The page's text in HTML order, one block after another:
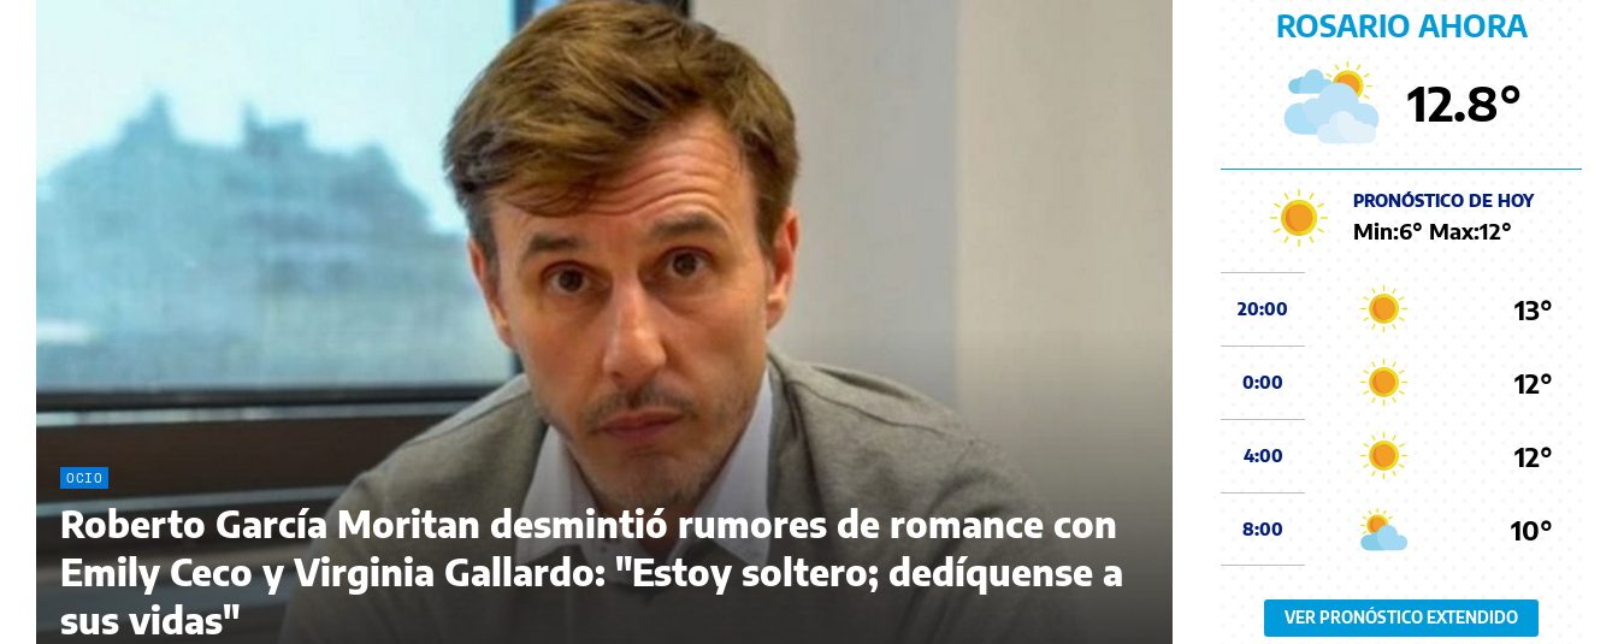
OCIO
Roberto García Moritan desmintió rumores de romance con
Emily Ceco y Virginia Gallardo: "Estoy soltero; dedíquense a
sus vidas"
ROSARIO AHORA
12.8°
PRONÓSTICO DE HOY
Min:6° Max:12°
20:00 13°
0:00 12°
4:00 12°
8:00 10°
VER PRONÓSTICO EXTENDIDO